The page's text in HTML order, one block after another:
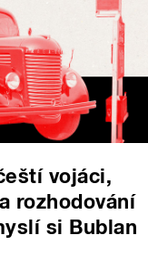
vojáci,
rozhodování
si Bublan